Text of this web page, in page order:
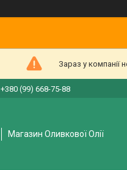
Зараз у компанії
+380 (99) 668-75-88
Магазин Оливкової Олії